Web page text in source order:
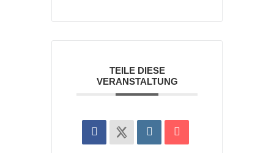
TEILE DIESE
VERANSTALTUNG